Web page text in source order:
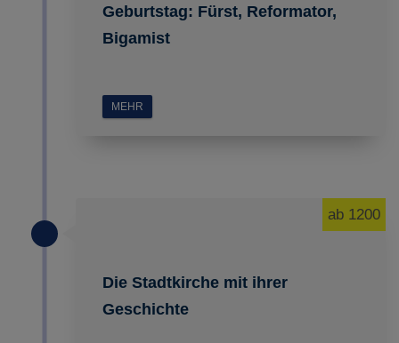
Geburtstag: Fürst, Reformator,
Bigamist
MEHR
Die Stadtkirche mit ihrer
Geschichte
ab 1200